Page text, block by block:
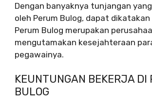
Dengan banyaknya tunjangan
oleh Perum Bulog, dapat
Perum Bulog merupakan
mengutamakan kesejahteraan
pegawainya.
KEUNTUNGAN BEKERJA DI
BULOG